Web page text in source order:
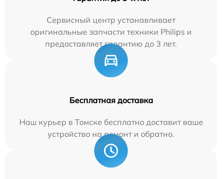
Сервисный центр устанавливает
оригинальные запчасти техники Philips и
предоставляет гарантию до 3 лет.
Бесплатная доставка
Наш курьер в Томске бесплатно доставит ваше
устройство на ремонт и обратно.